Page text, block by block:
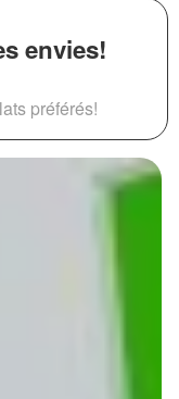
envies!
préférés!